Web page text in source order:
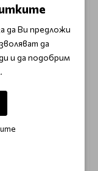
устни Claresa
да Ви предложи
да
и да подобрим